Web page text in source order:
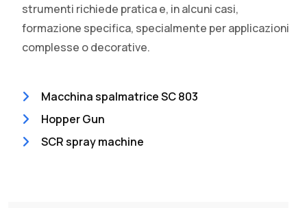
strumenti richiede pratica e, in alcuni casi,
formazione specifica, specialmente per applicazioni
complesse o decorative.
Macchina spalmatrice SC 803
Hopper Gun
SCR spray machine